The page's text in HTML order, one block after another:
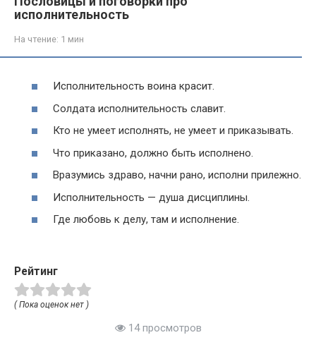
исполнительность
На чтение: 1 мин
Исполнительность воина красит.
Солдата исполнительность славит.
Кто не умеет исполнять, не умеет и приказывать.
Что приказано, должно быть исполнено.
Вразумись здраво, начни рано, исполни прилежно.
Исполнительность — душа дисциплины.
Где любовь к делу, там и исполнение.
Рейтинг
( Пока оценок нет )
14 просмотров